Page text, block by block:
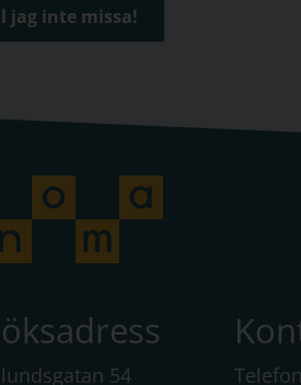
jag inte missa!
54